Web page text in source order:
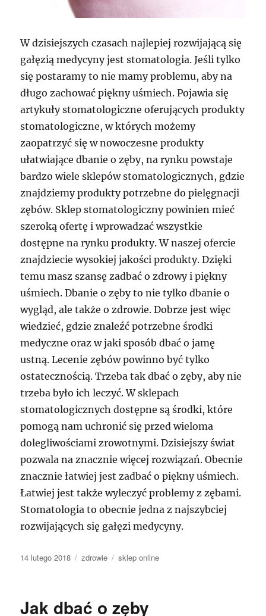
W dzisiejszych czasach najlepiej rozwijającą się
gałęzią medycyny jest stomatologia. Jeśli tylko
się postaramy to nie mamy problemu, aby na
długo zachować piękny uśmiech. Pojawia się
artykuły stomatologiczne oferujących produkty
stomatologiczne, w których możemy
zaopatrzyć się w nowoczesne produkty
ułatwiające dbanie o zęby, na rynku powstaje
bardzo wiele sklepów stomatologicznych, gdzie
znajdziemy produkty potrzebne do pielęgnacji
zębów. Sklep stomatologiczny powinien mieć
szeroką ofertę i wprowadzać wszystkie
dostępne na rynku produkty. W naszej ofercie
znajdziecie wysokiej jakości produkty. Dzięki
temu masz szansę zadbać o zdrowy i piękny
uśmiech. Dbanie o zęby to nie tylko dbanie o
wygląd, ale także o zdrowie. Dobrze jest więc
wiedzieć, gdzie znaleźć potrzebne środki
medyczne oraz w jaki sposób dbać o jamę
ustną. Lecenie zębów powinno być tylko
ostatecznością. Trzeba tak dbać o zęby, aby nie
trzeba było ich leczyć. W sklepach
stomatologicznych dostępne są środki, które
pomogą nam uchronić się przed wieloma
dolegliwościami zrowotnymi. Dzisiejszy świat
pozwala na znacznie więcej rozwiązań. Obecnie
znacznie łatwiej jest zadbać o piękny uśmiech.
Łatwiej jest także wyleczyć problemy z zębami.
Stomatologia to obecnie jedna z najszybciej
rozwijających się gałęzi medycyny.
Data
14 lutego 2018 Kategorie
zdrowie Tagi
sklep online
Jak dbać o zęby